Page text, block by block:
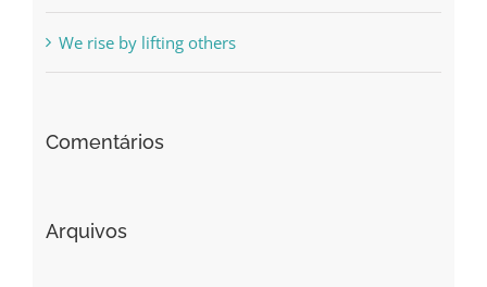
We rise by lifting others
Comentários
Arquivos